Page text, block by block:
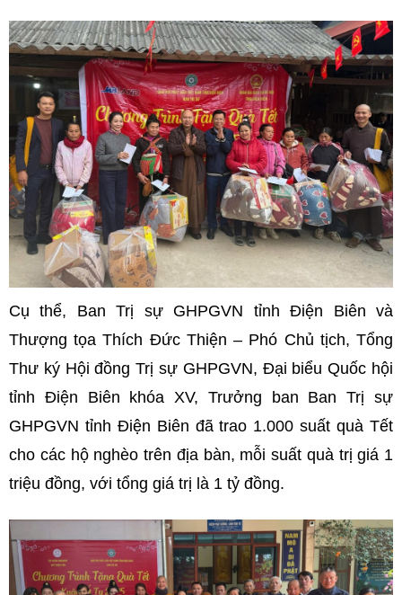
Cụ thể, Ban Trị sự GHPGVN tỉnh Điện Biên và
Thượng tọa Thích Đức Thiện – Phó Chủ tịch, Tổng
Thư ký Hội đồng Trị sự GHPGVN, Đại biểu Quốc hội
tỉnh Điện Biên khóa XV, Trưởng ban Ban Trị sự
GHPGVN tỉnh Điện Biên đã trao 1.000 suất quà Tết
cho các hộ nghèo trên địa bàn, mỗi suất quà trị giá 1
triệu đồng, với tổng giá trị là 1 tỷ đồng.